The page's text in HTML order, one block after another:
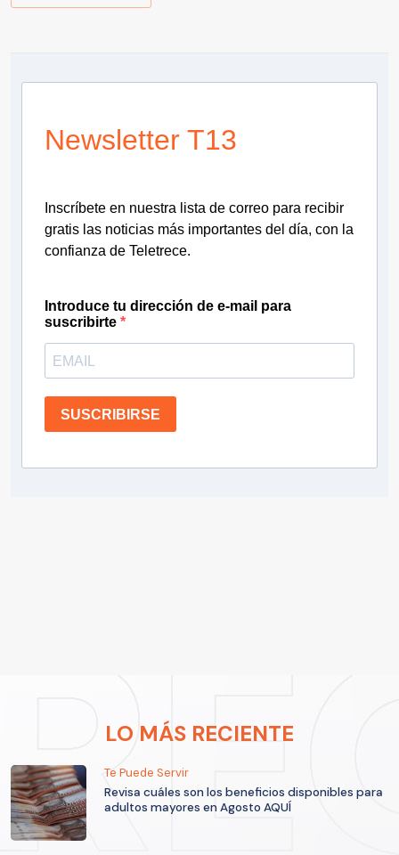
Newsletter T13
Inscríbete en nuestra lista de correo para recibir
gratis las noticias más importantes del día, con la
confianza de Teletrece.
Introduce tu dirección de e-mail para
suscribirte
SUSCRIBIRSE
LO MÁS RECIENTE
Te Puede Servir
Revisa cuáles son los beneficios disponibles para
adultos mayores en Agosto AQUÍ